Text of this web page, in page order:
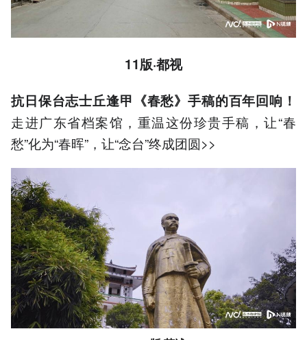
11版·都视
抗日保台志士丘逢甲《春愁》手稿的百年回响！
走进广东省档案馆，重温这份珍贵手稿，让“春
愁”化为“春晖”，让“念台”终成团圆>>